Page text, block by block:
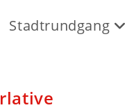
Stadtrundgang